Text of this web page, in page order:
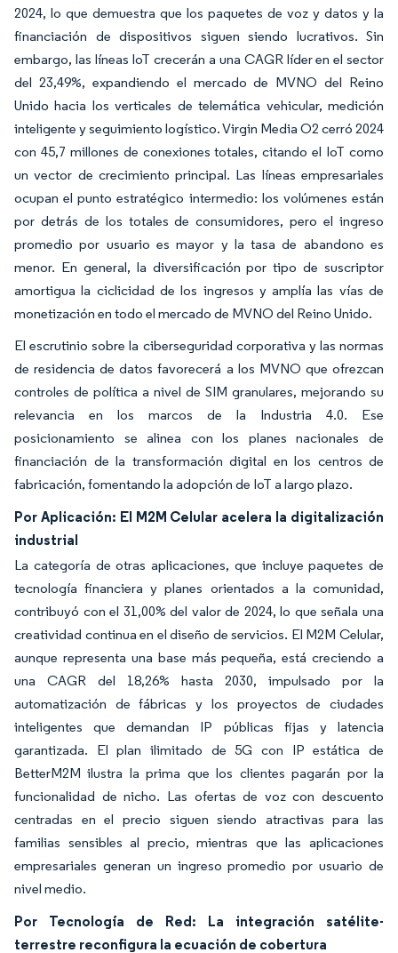
2024, lo que demuestra que los paquetes de voz y datos y la
financiación de dispositivos siguen siendo lucrativos. Sin
embargo, las líneas IoT crecerán a una CAGR líder en el sector
del 23,49%, expandiendo el mercado de MVNO del Reino
Unido hacia los verticales de telemática vehicular, medición
inteligente y seguimiento logístico. Virgin Media O2 cerró 2024
con 45,7 millones de conexiones totales, citando el IoT como
un vector de crecimiento principal. Las líneas empresariales
ocupan el punto estratégico intermedio: los volúmenes están
por detrás de los totales de consumidores, pero el ingreso
promedio por usuario es mayor y la tasa de abandono es
menor. En general, la diversificación por tipo de suscriptor
amortigua la ciclicidad de los ingresos y amplía las vías de
monetización en todo el mercado de MVNO del Reino Unido.
El escrutinio sobre la ciberseguridad corporativa y las normas
de residencia de datos favorecerá a los MVNO que ofrezcan
controles de política a nivel de SIM granulares, mejorando su
relevancia en los marcos de la Industria 4.0. Ese
posicionamiento se alinea con los planes nacionales de
financiación de la transformación digital en los centros de
fabricación, fomentando la adopción de IoT a largo plazo.
Por Aplicación: El M2M Celular acelera la digitalización
industrial
La categoría de otras aplicaciones, que incluye paquetes de
tecnología financiera y planes orientados a la comunidad,
contribuyó con el 31,00% del valor de 2024, lo que señala una
creatividad continua en el diseño de servicios. El M2M Celular,
aunque representa una base más pequeña, está creciendo a
una CAGR del 18,26% hasta 2030, impulsado por la
automatización de fábricas y los proyectos de ciudades
inteligentes que demandan IP públicas fijas y latencia
garantizada. El plan ilimitado de 5G con IP estática de
BetterM2M ilustra la prima que los clientes pagarán por la
funcionalidad de nicho. Las ofertas de voz con descuento
centradas en el precio siguen siendo atractivas para las
familias sensibles al precio, mientras que las aplicaciones
empresariales generan un ingreso promedio por usuario de
nivel medio.
Por Tecnología de Red: La integración satélite-
terrestre reconfigura la ecuación de cobertura